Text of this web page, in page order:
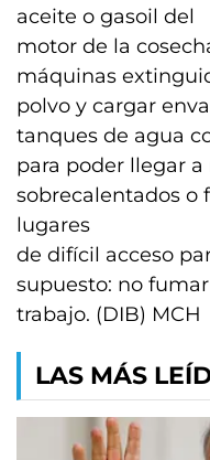
aceite o gasoil del
motor de la
máquinas
polvo y cargar
tanques de agua
para poder llegar
sobrecalentados o
lugares
de difícil acceso
supuesto: no
trabajo. (DIB) MCH
LAS MÁS